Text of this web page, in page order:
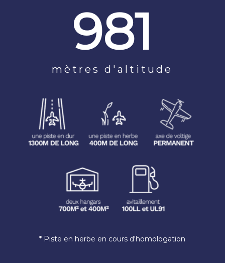
981
mètres d'altitude
* Piste en herbe en cours d'homologation